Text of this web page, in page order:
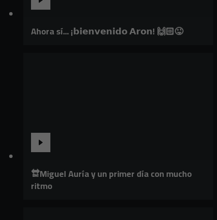
Ahora sí... ¡𝗯𝗶𝗲𝗻𝘃𝗲𝗻𝗶𝗱𝗼 𝗔𝗿𝗼𝗻! 🙌🏻😜
🔛Miguel Auría y un primer día con mucho
ritmo